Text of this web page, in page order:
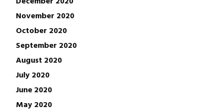
November 2020
October 2020
September 2020
August 2020
July 2020
June 2020
May 2020